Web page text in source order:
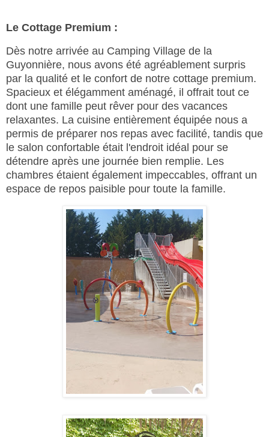
Le Cottage Premium :
Dès notre arrivée au Camping Village de la
Guyonnière, nous avons été agréablement surpris
par la qualité et le confort de notre cottage premium.
Spacieux et élégamment aménagé, il offrait tout ce
dont une famille peut rêver pour des vacances
relaxantes. La cuisine entièrement équipée nous a
permis de préparer nos repas avec facilité, tandis que
le salon confortable était l'endroit idéal pour se
détendre après une journée bien remplie. Les
chambres étaient également impeccables, offrant un
espace de repos paisible pour toute la famille.